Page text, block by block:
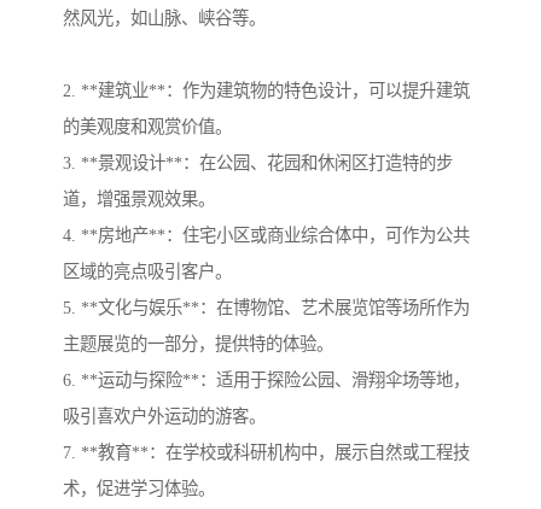
然风光，如山脉、峡谷等。
2. **建筑业**：作为建筑物的特色设计，可以提升建筑
的美观度和观赏价值。
3. **景观设计**：在公园、花园和休闲区打造特的步
道，增强景观效果。
4. **房地产**：住宅小区或商业综合体中，可作为公共
区域的亮点吸引客户。
5. **文化与娱乐**：在博物馆、艺术展览馆等场所作为
主题展览的一部分，提供特的体验。
6. **运动与探险**：适用于探险公园、滑翔伞场等地，
吸引喜欢户外运动的游客。
7. **教育**：在学校或科研机构中，展示自然或工程技
术，促进学习体验。